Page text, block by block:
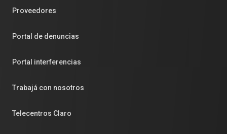
Proveedores
Portal de denuncias
Portal interferencias
Trabajá con nosotros
Telecentros Claro